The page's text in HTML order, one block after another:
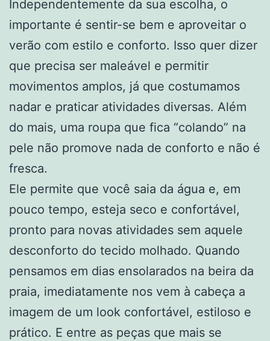
Independentemente da sua escolha, o
importante é sentir-se bem e aproveitar o
verão com estilo e conforto. Isso quer dizer
que precisa ser maleável e permitir
movimentos amplos, já que costumamos
nadar e praticar atividades diversas. Além
do mais, uma roupa que fica “colando” na
pele não promove nada de conforto e não é
fresca.
Ele permite que você saia da água e, em
pouco tempo, esteja seco e confortável,
pronto para novas atividades sem aquele
desconforto do tecido molhado. Quando
pensamos em dias ensolarados na beira da
praia, imediatamente nos vem à cabeça a
imagem de um look confortável, estiloso e
prático. E entre as peças que mais se